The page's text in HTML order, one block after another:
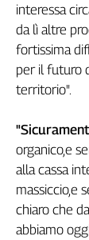
Fp
Nidil
Slc
Spi
Inca
Speciali
di
Genova,
il
interessa
da lì altre
fortissima
per il futuro
territorio".
organico,e
alla cassa
massiccio,e
chiaro che
abbiamo